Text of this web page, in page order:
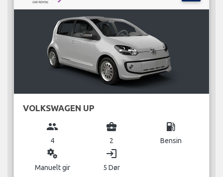
VOLKSWAGEN UP
group
4
business_center
2
local_gas_station
Bensin
miscellaneous_services
Manuelt gir
login
5 Dør